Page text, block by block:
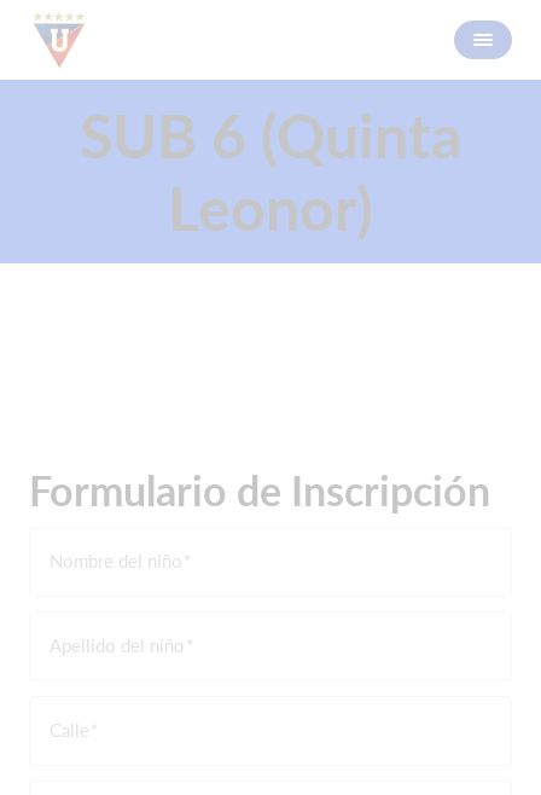
SUB 6 (Quinta
Leonor)
Formulario de Inscripción
Nombre del niño
Apellido del niño
Calle